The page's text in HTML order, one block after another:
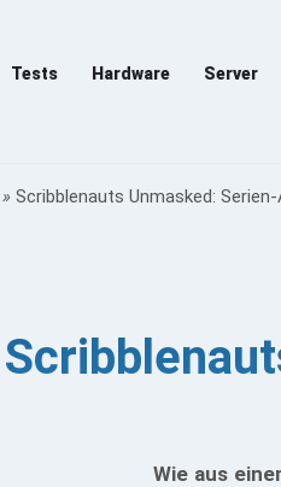
Tests Hardware Server
» Scribblenauts Unmasked:
Wie aus